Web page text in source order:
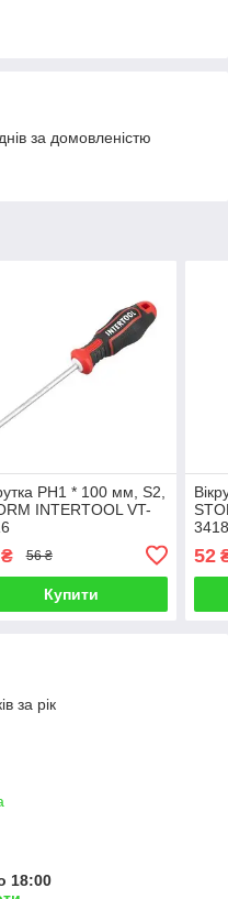
за домовленістю
PH1 * 100 мм, S2,
INTERTOOL VT-
56 ₴
Купити
52
за рік
18:00